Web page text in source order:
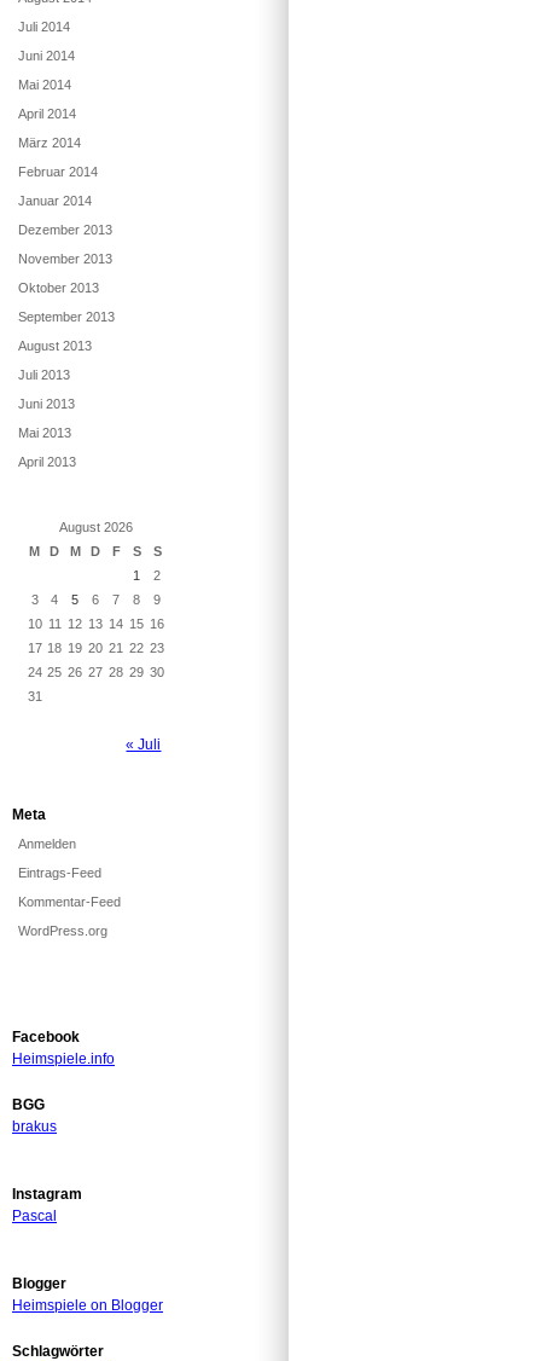
Juli 2014
Juni 2014
Mai 2014
April 2014
März 2014
Februar 2014
Januar 2014
Dezember 2013
November 2013
Oktober 2013
September 2013
August 2013
Juli 2013
Juni 2013
Mai 2013
April 2013
August 2026
M
D M D F S
S
1
2
3
4 5 6 7 8
9
10 11 12 13 14 15 16
17 18 19 20 21 22 23
24 25 26 27 28 29 30
31
« Juli
Meta
Anmelden
Eintrags-Feed
Kommentar-Feed
WordPress.org
Facebook
Heimspiele.info
BGG
brakus
Instagram
Pascal
Blogger
Heimspiele on Blogger
Schlagwörter